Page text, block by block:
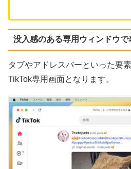
没入感のある専用ウィンドウで
タブやアドレスバーといった要
TikTok専用画面となります。